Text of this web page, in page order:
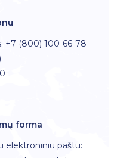
+7 (800) 100-66-78
.
forma
elektroniniu paštu: